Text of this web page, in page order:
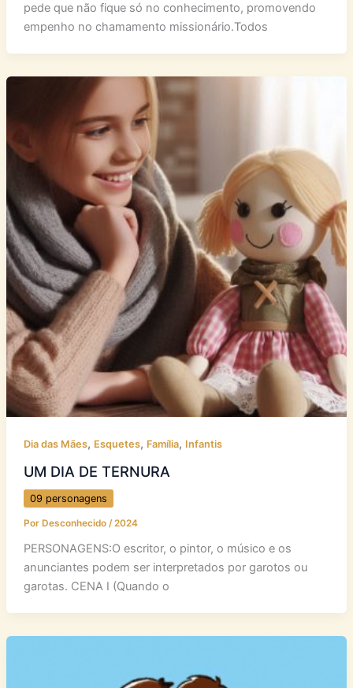
pede que não fique só no conhecimento, promovendo
empenho no chamamento missionário.Todos
Dia das Mães, Esquetes, Família, Infantis
UM DIA DE TERNURA
09 personagens
Por Desconhecido /2024
PERSONAGENS:O escritor, o pintor, o músico e os
anunciantes podem ser interpretados por garotos ou
garotas. CENA I (Quando o